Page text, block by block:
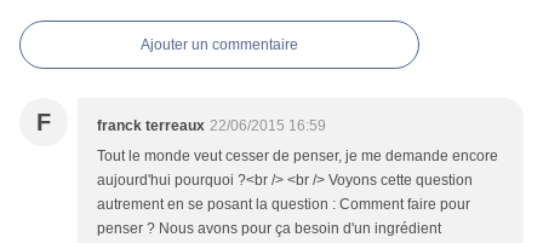
Ajouter un commentaire
F franck terreaux 22/06/2015 16:59
Tout le monde veut cesser de penser, je me demande encore
aujourd'hui pourquoi ?<br /> <br /> Voyons cette question
autrement en se posant la question : Comment faire pour
penser ? Nous avons pour ça besoin d'un ingrédient